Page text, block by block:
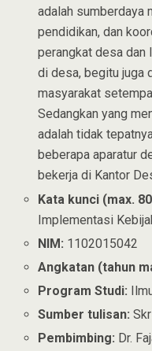
adalah sumberdaya
pendidikan, dan
perangkat desa
di desa, begitu juga
masyarakat
Sedangkan yang
adalah tidak
beberapa aparatur
bekerja di Kantor
Kata kunci (max.
Implementasi
NIM: 1102015042
Angkatan (tahun
Program Studi:
Sumber tulisan:
Pembimbing: Dr.